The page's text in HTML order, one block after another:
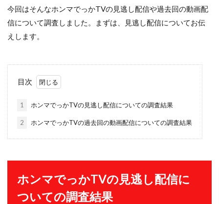
今回はそんなホンマでっかTVの見逃し配信や過去回の動画配
信について調査しました。まずは、見逃し配信についてお伝
えします。
目次
1 ホンマでっかTVの見逃し配信についての調査結果
2 ホンマでっかTVの過去回の動画配信についての調査結果
ホンマでっかTVの見逃し配信に
ついての調査結果